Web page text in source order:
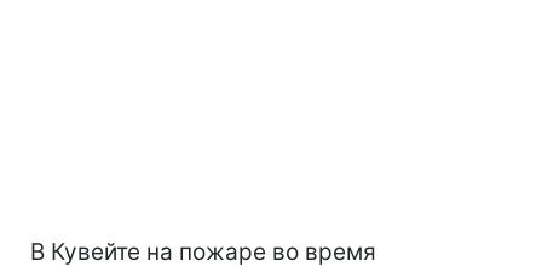
В Кувейте на пожаре во время